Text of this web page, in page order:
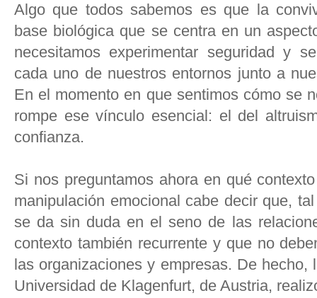
Algo que todos sabemos es que la
base biológica que se centra en un
necesitamos experimentar seguridad y
cada uno de nuestros entornos junto a
En el momento en que sentimos cómo se
rompe ese vínculo esencial: el del
confianza.
Si nos preguntamos ahora en qué
manipulación emocional cabe decir que,
se da sin duda en el seno de las
contexto también recurrente y que no
las organizaciones y empresas. De
Universidad de Klagenfurt, de Austria,